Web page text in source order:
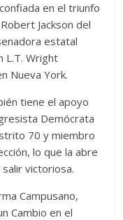
en el triunfo
Jackson del
estatal
L.T. Wright
Nueva York.
tiene el apoyo
Demócrata
70 y miembro
lo que la abre
victoriosa.
Campusano,
Cambio en el